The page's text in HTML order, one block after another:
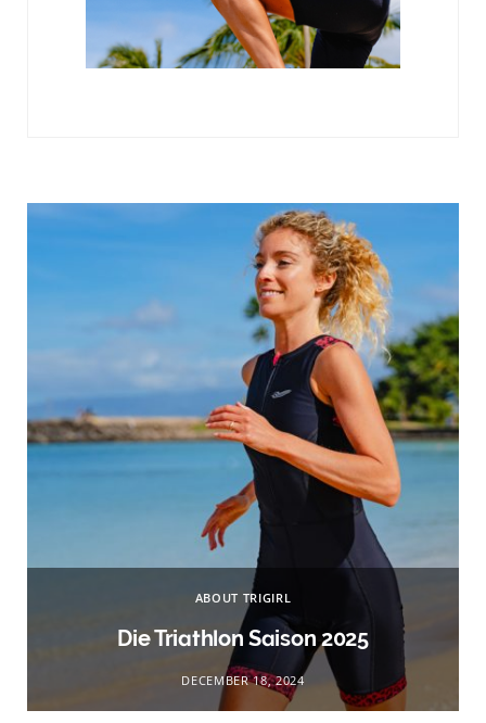
ABOUT TRIGIRL
Die Triathlon Saison 2025
DECEMBER 18, 2024